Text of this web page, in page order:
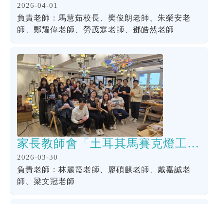
2026-04-01
負責老師：馬慧茹校長、樊俊朗老師、朱榮安老
師、鄭耀偉老師、勞茂霖老師、鄧皓然老師
家長教師會「土耳其馬賽克燈工作坊」
2026-03-30
負責老師：林麗霞老師、廖碩麒老師、戴嘉誠老
師、梁文冠老師